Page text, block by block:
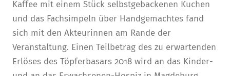
Kaffee mit einem Stück selbstgebackenen Kuchen
und das Fachsimpeln über Handgemachtes fand
sich mit den Akteurinnen am Rande der
Veranstaltung. Einen Teilbetrag des zu erwartenden
Erlöses des Töpferbasars 2018 wird an das Kinder-